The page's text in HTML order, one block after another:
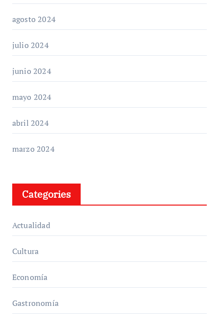
agosto 2024
julio 2024
junio 2024
mayo 2024
abril 2024
marzo 2024
Categories
Actualidad
Cultura
Economía
Gastronomía